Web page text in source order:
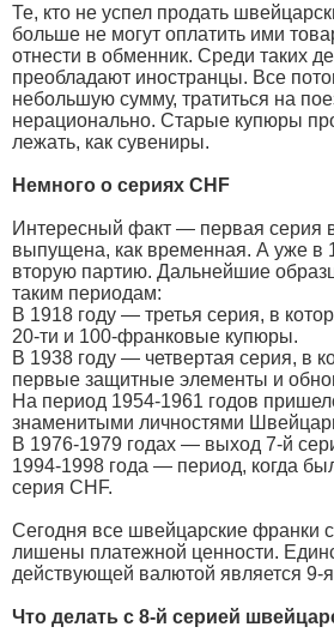
Те, кто не успел продать
больше не могут оплатить ими
отнести в обменник. Среди таких
преобладают иностранцы. Все
небольшую сумму, тратиться на
нерационально. Старые купюры
лежать, как сувениры.
Немного о сериях CHF
Интересный факт — первая серия
выпущена, как временная. А уже в
вторую партию. Дальнейшие
таким периодам:
В 1918 году — третья серия, в
20-ти и 100-франковые купюры.
В 1938 году — четвертая серия, в
первые защитные элементы и
На период 1954-1961 годов
знаменитыми личностями
В 1976-1979 годах — выход 7-й
1994-1998 года — период, когда
серия CHF.
Сегодня все швейцарские франки
лишены платежной ценности.
действующей валютой является 9-
Что делать с 8-й серией